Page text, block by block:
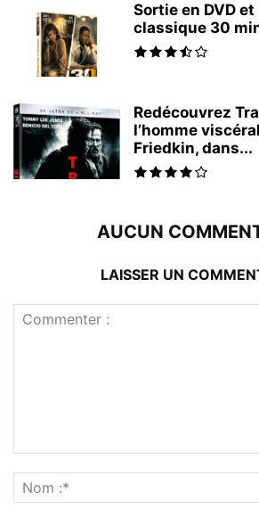
Sortie en DVD
classique 30
Redécouvrez
l’homme
Friedkin, dans...
AUCUN
LAISSER UN